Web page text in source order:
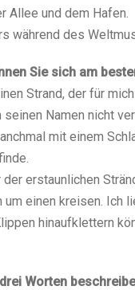
Allee und dem Hafen.
wäh­rend des
Sie sich am
Strand, der für
Namen nicht
mit einem
erstaun­li­chen
einen krei­sen. Ich
hin­auf­klet­tern
Wor­ten